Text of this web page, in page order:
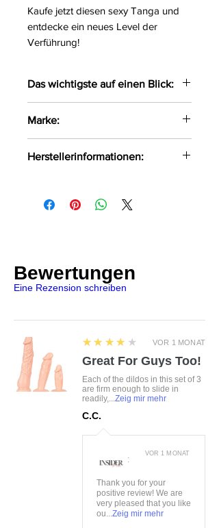
Kaufe jetzt diesen sexy Tanga und
entdecke ein neues Level der
Verführung!
Das wichtigste auf einen Blick:
kreuzenden Riemchen auf der
Rückseite
Das weiche und elastische
Größe:
S/M, L/XL
Marke:
Herstellerinformationen:
Nordrhein-Westfalen
Bewertungen
Eine Rezension schreiben
VOR 1 MONAT
4
★★★★★
Great For Guys Too!
Each of the dildos in this set of 3
are firm enough to slide in
readily,...Zeig mir mehr
C.C.
:
Thank you for your
positive review! We are
very pleased that you like
ou...Zeig mir mehr
VOR 1 MONAT